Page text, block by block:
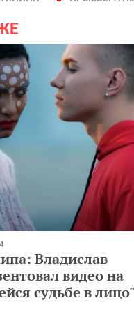
Владислав
видео на
судьбе в лицо"